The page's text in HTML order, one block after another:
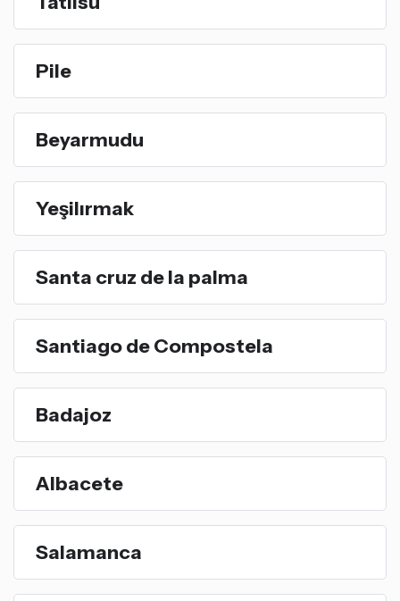
Pile
Beyarmudu
Yeşilırmak
Santa cruz de la palma
Santiago de Compostela
Badajoz
Albacete
Salamanca